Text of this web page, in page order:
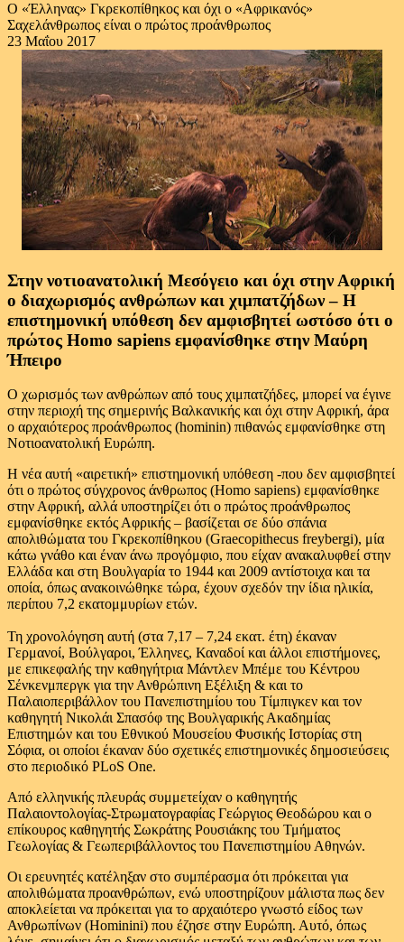
Ο «Έλληνας» Γκρεκοπίθηκος και όχι ο «Αφρικανός»
Σαχελάνθρωπος είναι ο πρώτος προάνθρωπος
23 Μαΐου 2017
Στην νοτιοανατολική Μεσόγειο και όχι στην Αφρική
ο διαχωρισμός ανθρώπων και χιμπατζήδων – Η
επιστημονική υπόθεση δεν αμφισβητεί ωστόσο ότι ο
πρώτος Homo sapiens εμφανίσθηκε στην Μαύρη
Ήπειρο
Ο χωρισμός των ανθρώπων από τους χιμπατζήδες, μπορεί να έγινε
στην περιοχή της σημερινής Βαλκανικής και όχι στην Αφρική, άρα
ο αρχαιότερος προάνθρωπος (hominin) πιθανώς εμφανίσθηκε στη
Νοτιοανατολική Ευρώπη.
Η νέα αυτή «αιρετική» επιστημονική υπόθεση -που δεν αμφισβητεί
ότι ο πρώτος σύγχρονος άνθρωπος (Homo sapiens) εμφανίσθηκε
στην Αφρική, αλλά υποστηρίζει ότι ο πρώτος προάνθρωπος
εμφανίσθηκε εκτός Αφρικής – βασίζεται σε δύο σπάνια
απολιθώματα του Γκρεκοπίθηκου (Graecopithecus freybergi), μία
κάτω γνάθο και έναν άνω προγόμφιο, που είχαν ανακαλυφθεί στην
Ελλάδα και στη Βουλγαρία το 1944 και 2009 αντίστοιχα και τα
οποία, όπως ανακοινώθηκε τώρα, έχουν σχεδόν την ίδια ηλικία,
περίπου 7,2 εκατομμυρίων ετών.
Τη χρονολόγηση αυτή (στα 7,17 – 7,24 εκατ. έτη) έκαναν
Γερμανοί, Βούλγαροι, Έλληνες, Καναδοί και άλλοι επιστήμονες,
με επικεφαλής την καθηγήτρια Μάντλεν Μπέμε του Κέντρου
Σένκενμπεργκ για την Ανθρώπινη Εξέλιξη & και το
Παλαιοπεριβάλλον του Πανεπιστημίου του Τίμπιγκεν και τον
καθηγητή Νικολάι Σπασόφ της Βουλγαρικής Ακαδημίας
Επιστημών και του Εθνικού Μουσείου Φυσικής Ιστορίας στη
Σόφια, οι οποίοι έκαναν δύο σχετικές επιστημονικές δημοσιεύσεις
στο περιοδικό PLoS One.
Από ελληνικής πλευράς συμμετείχαν ο καθηγητής
Παλαιοντολογίας-Στρωματογραφίας Γεώργιος Θεοδώρου και ο
επίκουρος καθηγητής Σωκράτης Ρουσιάκης του Τμήματος
Γεωλογίας & Γεωπεριβάλλοντος του Πανεπιστημίου Αθηνών.
Οι ερευνητές κατέληξαν στο συμπέρασμα ότι πρόκειται για
απολιθώματα προανθρώπων, ενώ υποστηρίζουν μάλιστα πως δεν
αποκλείεται να πρόκειται για το αρχαιότερο γνωστό είδος των
Ανθρωπίνων (Hominini) που έζησε στην Ευρώπη. Αυτό, όπως